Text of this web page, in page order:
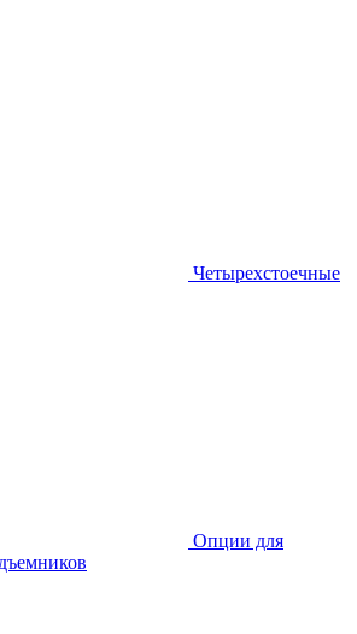
Четырехстоечные
Опции для